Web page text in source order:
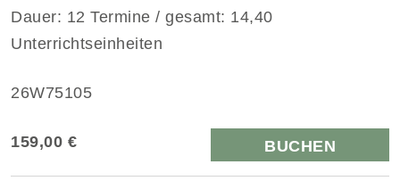
Dauer: 12 Termine / gesamt: 14,40
Unterrichtseinheiten
26W75105
159,00 € BUCHEN